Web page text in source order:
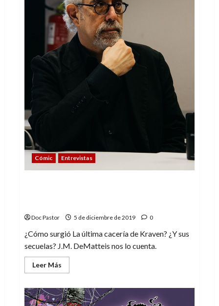
Cómic Entrevistas
Doc Pastor 5 de diciembre de 2019 0
¿Cómo surgió La última cacería de Kraven? ¿Y sus
secuelas? J.M. DeMatteis nos lo cuenta.
Leer Más
más
«Kraven
era